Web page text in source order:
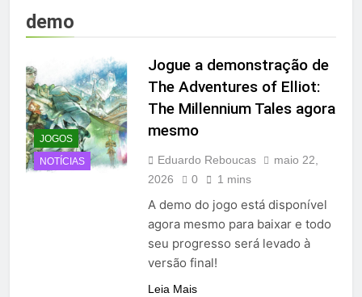
demo
JOGOS
NOTÍCIAS
Jogue a demonstração de
The Adventures of Elliot:
The Millennium Tales agora
mesmo
Eduardo Reboucas
maio 22,
2026
0 1 mins
A demo do jogo está disponível
agora mesmo para baixar e todo
seu progresso será levado à
versão final!
Leia Mais